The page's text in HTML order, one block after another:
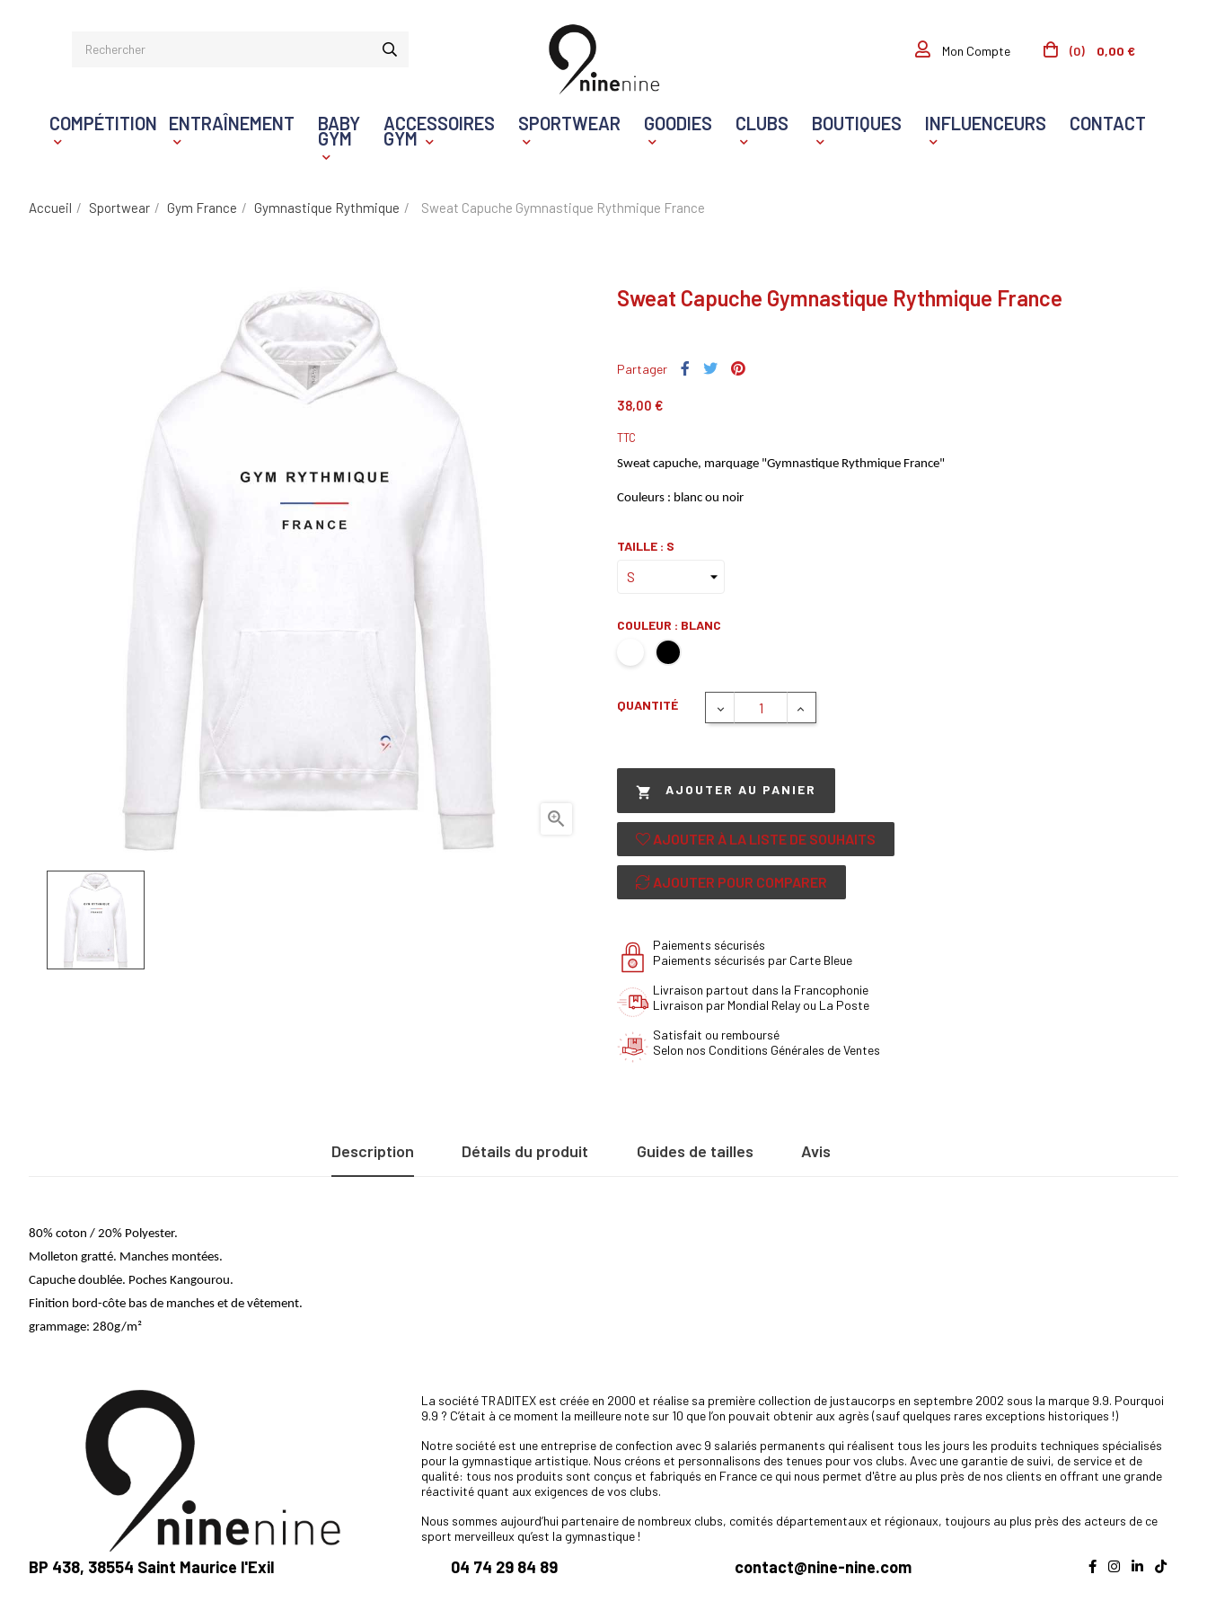
Mon Compte (0) 0,00 €
COMPÉTITION ENTRAÎNEMENT BABY
GYM
ACCESSOIRES
GYM
SPORTWEAR GOODIES CLUBS BOUTIQUES INFLUENCEURS CONTACT
Accueil Sportwear Gym France Gymnastique Rythmique Sweat Capuche Gymnastique Rythmique France

Sweat Capuche Gymnastique Rythmique France
Partager
38,00 €
TTC
Sweat capuche, marquage "Gymnastique Rythmique France"
Couleurs : blanc ou noir
TAILLE : S
COULEUR : BLANC
QUANTITÉ
 AJOUTER AU PANIER
AJOUTER À LA LISTE DE SOUHAITS
AJOUTER POUR COMPARER
Paiements sécurisés
Paiements sécurisés par Carte Bleue
Livraison partout dans la Francophonie
Livraison par Mondial Relay ou La Poste
Satisfait ou remboursé
Selon nos Conditions Générales de Ventes
Description Détails du produit Guides de tailles Avis
80% coton / 20% Polyester.
Molleton gratté. Manches montées.
Capuche doublée. Poches Kangourou.
Finition bord-côte bas de manches et de vêtement.
grammage: 280g/m²
La société TRADITEX est créée en 2000 et réalise sa première collection de justaucorps en septembre 2002 sous la marque 9.9. Pourquoi
9.9 ? C’était à ce moment la meilleure note sur 10 que l’on pouvait obtenir aux agrès (sauf quelques rares exceptions historiques !)
Notre société est une entreprise de confection avec 9 salariés permanents qui réalisent tous les jours les produits techniques spécialisés
pour la gymnastique artistique. Nous créons et personnalisons des tenues pour vos clubs. Avec une garantie de suivi, de service et de
qualité: tous nos produits sont conçus et fabriqués en France ce qui nous permet d'être au plus près de nos clients en offrant une grande
réactivité quant aux exigences de vos clubs.
Nous sommes aujourd’hui partenaire de nombreux clubs, comités départementaux et régionaux, toujours au plus près des acteurs de ce
sport merveilleux qu’est la gymnastique !
BP 438, 38554 Saint Maurice l'Exil 04 74 29 84 89 contact@nine-nine.com